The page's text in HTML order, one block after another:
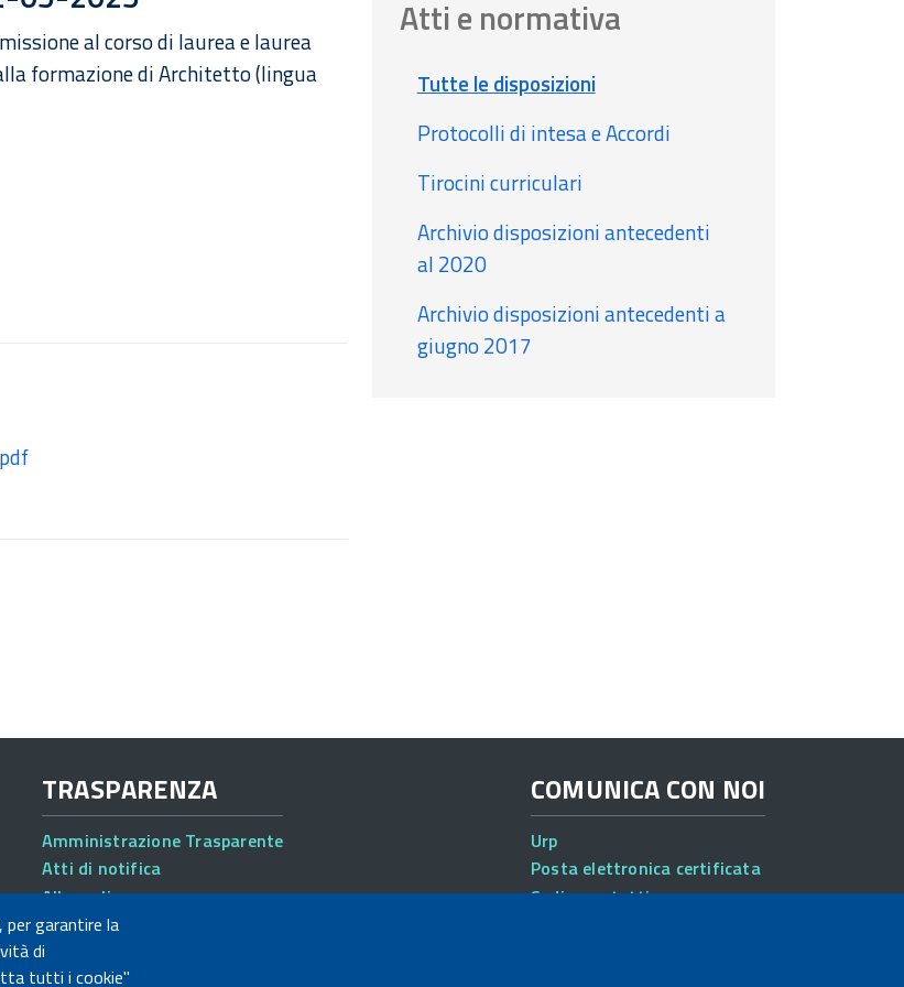
garantire la
di
tutti i cookie"
al corso di laurea e laurea
formazione di Architetto (lingua
Atti e normativa
Tutte le disposizioni
Protocolli di intesa e Accordi
Tirocini curriculari
Archivio disposizioni antecedenti
al 2020
Archivio disposizioni antecedenti a
giugno 2017
TRASPARENZA
Amministrazione Trasparente
Atti di notifica
Albo online
Concorsi
COMUNICA CON NOI
Urp
Posta elettronica certificata
Sedi e contatti